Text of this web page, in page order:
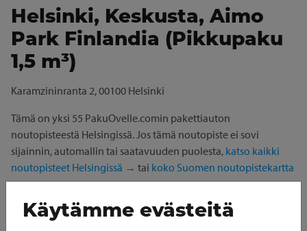
Helsinki, Keskusta, Aimo
Park Finlandia (Pikkupaku
1,5 m³)
Karamzininranta 2, 00100 Helsinki
Tämä on yksi 55 PakuOvelle.comin pakettiauton
noutopisteestä Helsingissä. Jos tämä noutopiste ei sovi
sijainnin, automallin tai saatavuuden puolesta, katso kaikki
noutopisteet Helsingissä → tai koko Suomen noutopistekartta
→
Pikkupakun 1,5 m³ lisäksi samassa osoitteessa saatavana myös:
Käytämme evästeitä